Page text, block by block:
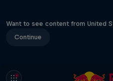
Want to see content from United
Continue
WSL